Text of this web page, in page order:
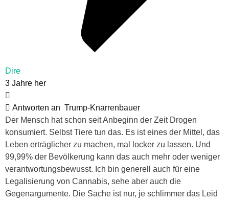
Dire
3 Jahre her
Antworten an Trump-Knarrenbauer
Der Mensch hat schon seit Anbeginn der Zeit Drogen
konsumiert. Selbst Tiere tun das. Es ist eines der Mittel, das
Leben erträglicher zu machen, mal locker zu lassen. Und
99,99% der Bevölkerung kann das auch mehr oder weniger
verantwortungsbewusst. Ich bin generell auch für eine
Legalisierung von Cannabis, sehe aber auch die
Gegenargumente. Die Sache ist nur, je schlimmer das Leid